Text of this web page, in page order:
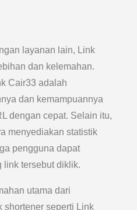
layanan lain, Link
dan kelemahan.
Cair33 adalah
dan kemampuannya
dengan cepat. Selain itu,
menyediakan statistik
pengguna dapat
link tersebut diklik.
utama dari
shortener seperti Link